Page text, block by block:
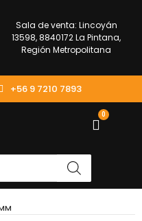
Sala de venta: Lincoyán
13598, 8840172 La Pintana,
Región Metropolitana
+56 9 7210 7893
0